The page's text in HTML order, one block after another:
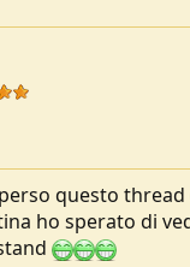
questo
ho sperato di